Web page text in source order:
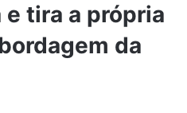
tira a própria
da